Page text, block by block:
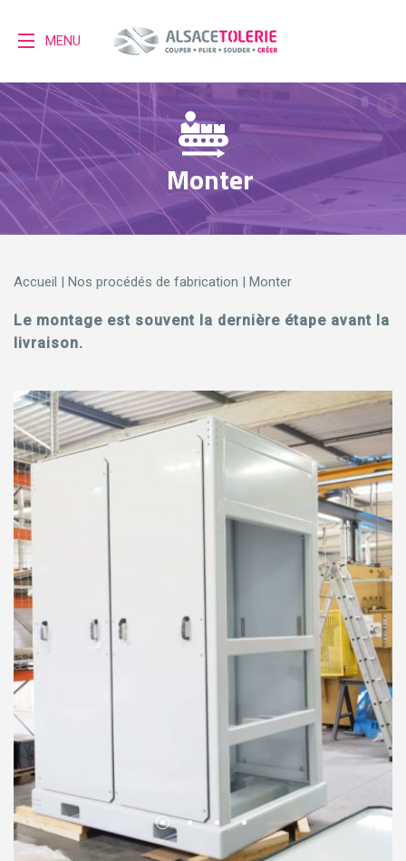
MENU
Monter
Accueil | Nos procédés de fabrication | Monter
Le montage est souvent la dernière étape avant la
livraison.